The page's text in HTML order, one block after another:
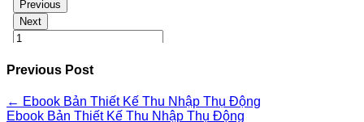
Previous Post
← Ebook Bản Thiết Kế Thu Nhập Thụ Động
Ebook Bản Thiết Kế Thu Nhập Thụ Động